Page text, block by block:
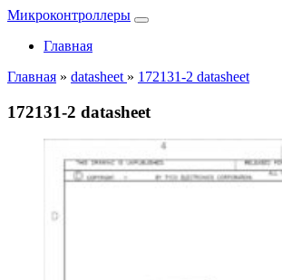
Микроконтроллеры
Главная
Главная » datasheet » 172131-2 datasheet
172131-2 datasheet